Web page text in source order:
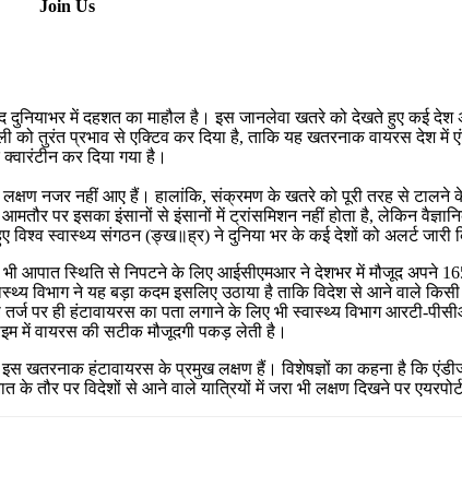
Join Us
में दहशत का माहौल है। इस जानलेवा खतरे को देखते हुए कई
को तुरंत प्रभाव से एक्टिव कर दिया है, ताकि यह खतरनाक वायरस देश
कर दिया गया है।
लक्षण नजर नहीं आए हैं। हालांकि, संक्रमण के खतरे को पूरी तरह से टालने
पर इसका इंसानों से इंसानों में ट्रांसमिशन नहीं होता है, लेकिन
स्वास्थ्य संगठन (ङ्ख॥ह्र) ने दुनिया भर के कई देशों को अलर्ट जारी
स्थिति से निपटने के लिए आईसीएमआर ने देशभर में मौजूद अपने 165
विभाग ने यह बड़ा कदम इसलिए उठाया है ताकि विदेश से आने वाले
पर ही हंटावायरस का पता लगाने के लिए भी स्वास्थ्य विभाग आरटी-
में वायरस की सटीक मौजूदगी पकड़ लेती है।
इस खतरनाक हंटावायरस के प्रमुख लक्षण हैं। विशेषज्ञों का कहना है कि
तौर पर विदेशों से आने वाले यात्रियों में जरा भी लक्षण दिखने पर